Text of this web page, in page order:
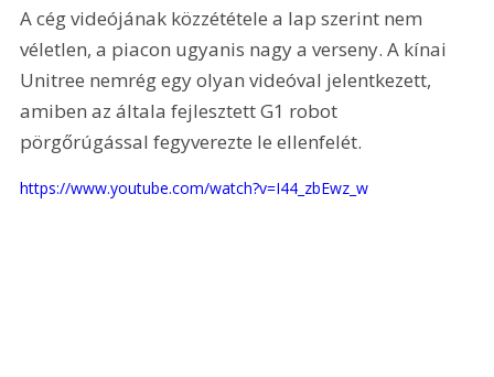
A cég videójának közzététele a lap szerint nem
véletlen, a piacon ugyanis nagy a verseny. A kínai
Unitree nemrég egy olyan videóval jelentkezett,
amiben az általa fejlesztett G1 robot
pörgőrúgással fegyverezte le ellenfelét.
https://www.youtube.com/watch?v=I44_zbEwz_w